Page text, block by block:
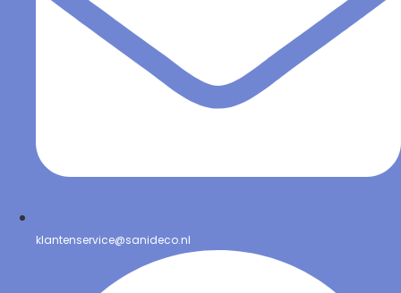
klantenservice@sanideco.nl